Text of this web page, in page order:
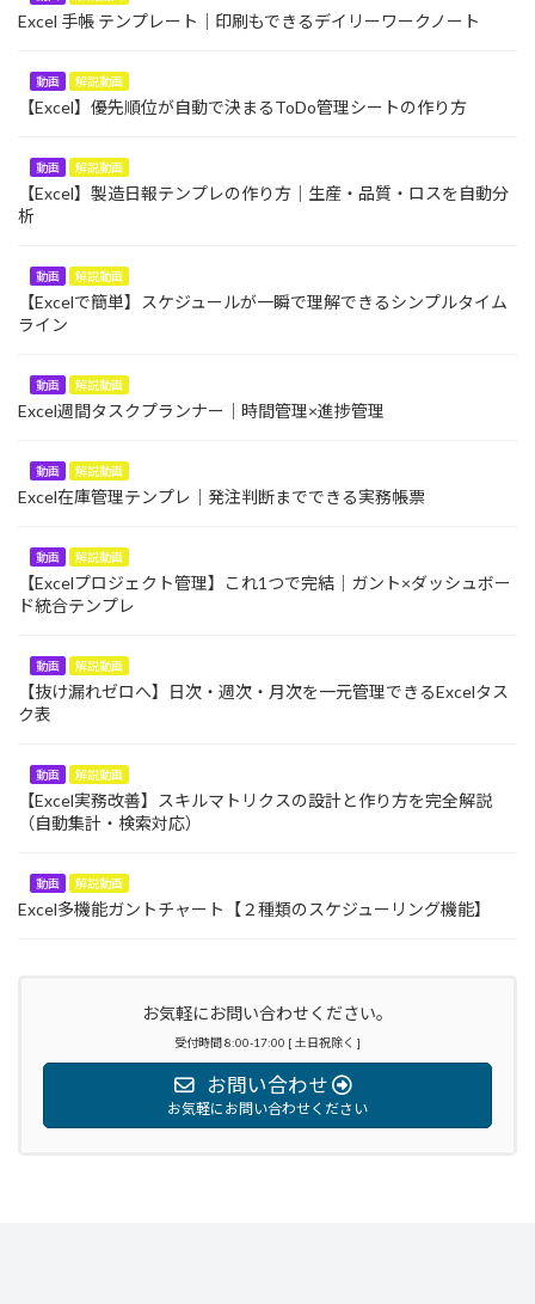
Excel 手帳 テンプレート｜印刷もできるデイリーワークノート
動画 解説動画
【Excel】優先順位が自動で決まるToDo管理シートの作り方
動画 解説動画
【Excel】製造日報テンプレの作り方｜生産・品質・ロスを自動分
析
動画 解説動画
【Excelで簡単】スケジュールが一瞬で理解できるシンプルタイム
ライン
動画 解説動画
Excel週間タスクプランナー｜時間管理×進捗管理
動画 解説動画
Excel在庫管理テンプレ｜発注判断までできる実務帳票
動画 解説動画
【Excelプロジェクト管理】これ1つで完結｜ガント×ダッシュボー
ド統合テンプレ
動画 解説動画
【抜け漏れゼロへ】日次・週次・月次を一元管理できるExcelタス
ク表
動画 解説動画
【Excel実務改善】スキルマトリクスの設計と作り方を完全解説
（自動集計・検索対応）
動画 解説動画
Excel多機能ガントチャート【２種類のスケジューリング機能】
お気軽にお問い合わせください。
受付時間 8:00-17:00 [ 土日祝除く ]
お問い合わせ
お気軽にお問い合わせください